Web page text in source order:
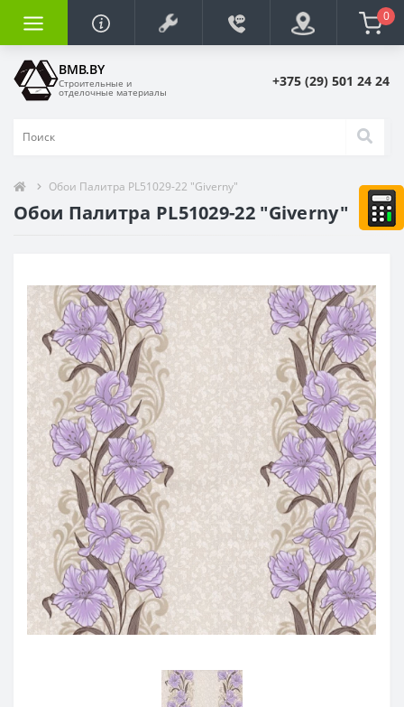
0
BMB.BY
Строительные и
отделочные материалы
+375 (29) 501 24 24
Обои Палитра PL51029-22 "Giverny"
Обои Палитра PL51029-22 "Giverny"